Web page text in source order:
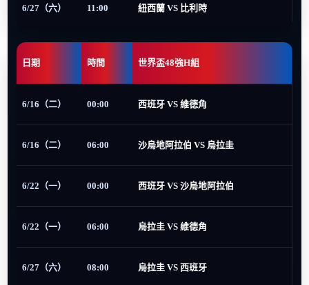
6/27（六） 11:00 紐西蘭 VS 比利時
日期 時間 世界盃48強H組
6/16（二） 00:00 西班牙 VS 維德角
6/16（二） 06:00 沙烏地阿拉伯 VS 烏拉圭
6/22（一） 00:00 西班牙 VS 沙烏地阿拉伯
6/22（一） 06:00 烏拉圭 VS 維德角
6/27（六） 08:00 烏拉圭 VS 西班牙